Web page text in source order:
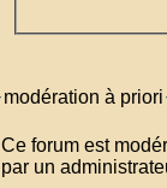
modération à priori
Ce forum est
par un